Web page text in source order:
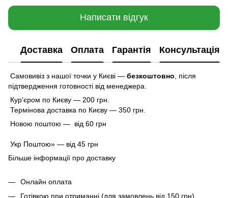
Написати відгук
Доставка Оплата Гарантія Консультація
Самовивіз з нашої точки у Києві — безкоштовно
після
підтвердження готовності від менеджера.
Кур'єром по Києву — 200 грн.
Термінова доставка по Києву — 350 грн.
Новою поштою — від 60 грн
Укр Поштою» — від 45 грн
Більше інформації про доставку
Онлайн оплата
Готівкою при отриманні (для замовлень від 150 грн)